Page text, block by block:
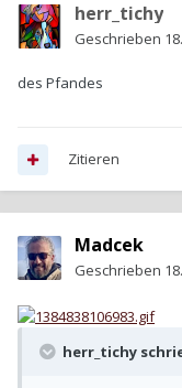
herr_tichy
Geschrieben
des Pfandes
Zitieren
Madcek
Geschrieben
herr_tichy